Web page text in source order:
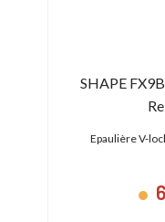
SHAPE
Epaulière V-